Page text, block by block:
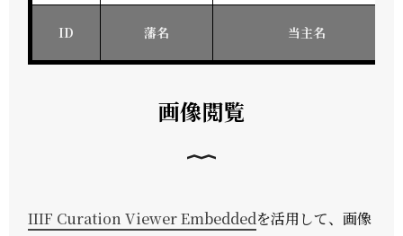
ID 藩名 当主名
画像閲覧
IIIF Curation Viewer Embeddedを活用して、画像